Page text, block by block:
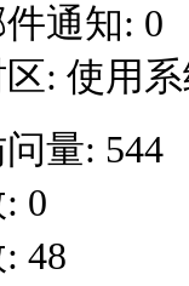
通知: 0
: 使用
量: 544
0
48